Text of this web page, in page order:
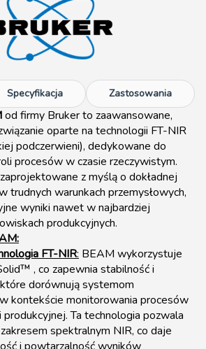
Specyfikacja Zastosowania
od firmy Bruker to zaawansowane,
oparte na technologii FT-NIR
podczerwieni), dedykowane do
procesów w czasie rzeczywistym.
z myślą o dokładnej
trudnych warunkach przemysłowych,
wyniki nawet w najbardziej
produkcyjnych.
FT-NIR: BEAM wykorzystuje
, co zapewnia stabilność i
dorównują systemom
kontekście monitorowania procesów
Ta technologia pozwala
spektralnym NIR, co daje